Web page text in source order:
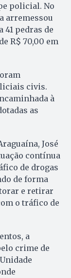
policial. No
arremessou
pedras de
R$ 70,00 em
civis.
à
as
José
contínua
de drogas
de forma
e retirar
o tráfico de
a
crime de